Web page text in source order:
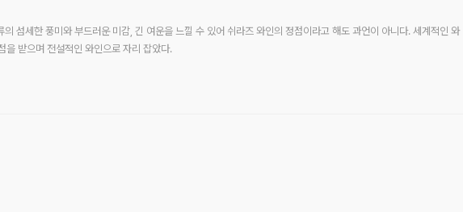
섬세한 풍미와 부드러운 미감, 긴 여운을 느낄 수 있어 쉬라즈 와인의 정점이라고 해도 과언이 아니다. 세계적인 와
을 받으며 전설적인 와인으로 자리 잡았다.